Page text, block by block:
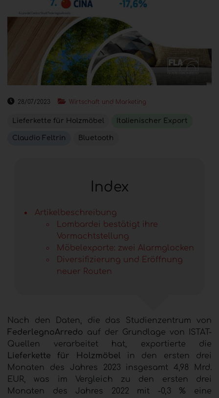
28/07/2023 Wirtschaft und Marketing
Lieferkette für Holzmöbel Italienischer Export
Claudio Feltrin Bluetooth
Index
Artikelbeschreibung
Lombardei bestätigt ihre
Vormachtstellung
Möbelexporte: zwei Alarmglocken
Diversifizierung und Eröffnung
neuer Routen
Nach den Daten, die das Studienzentrum von
FederlegnoArredo auf der Grundlage von ISTAT-
Quellen verarbeitet hat, exportierte die
Lieferkette für Holzmöbel in den ersten drei
Monaten des Jahres 2023 insgesamt 4,98 Mrd.
EUR, was im Vergleich zu den ersten drei
Monaten des Jahres 2022 mit -0,3 % eine